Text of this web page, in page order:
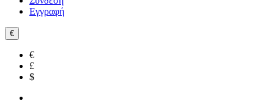
Εγγραφή
€
€
£
$